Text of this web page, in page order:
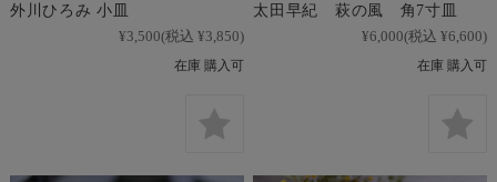
外川ひろみ 小皿
¥3,500(税込 ¥3,850)
在庫 購入可
太田早紀 萩の風 角7寸皿
¥6,000(税込 ¥6,600)
在庫 購入可